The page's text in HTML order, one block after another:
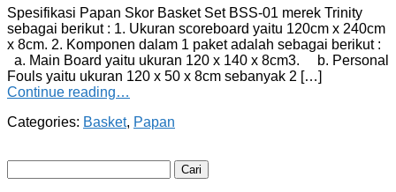
Spesifikasi Papan Skor Basket Set BSS-01 merek Trinity
sebagai berikut : 1. Ukuran scoreboard yaitu 120cm x 240cm
x 8cm. 2. Komponen dalam 1 paket adalah sebagai berikut :
a. Main Board yaitu ukuran 120 x 140 x 8cm3. b. Personal
Fouls yaitu ukuran 120 x 50 x 8cm sebanyak 2 […]
Continue reading…
Categories: Basket, Papan
untuk: